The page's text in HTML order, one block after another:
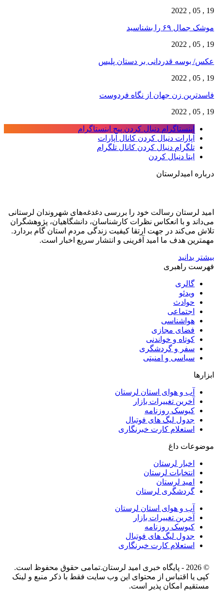
19 , 05 , 2022
موشک جمال ۶۹ را بشناسید
19 , 05 , 2022
عکس/ بوسه قدردانی بر دستان پلیس
19 , 05 , 2022
فاسدترین زن جهان از نگاه فردوست
19 , 05 , 2022
اینستاگرام دنبال کردن پیج اینستاگرام
آپارات دنبال کردن کانال آپارات
تلگرام دنبال کردن کانال تلگرام
ایتا دنبال کردن
درباره امیدلرستان
امید لرستان رسالت خود را بررسی دغدغه‌های شهروندان لرستانی
می‌داند و با انعکاس نظرات کارشناسان، دانشگاهیان، پژوهشگران
تلاش می‌کند در جهت ارتقا کیفیت زندگی مردم استان گام بردارد.
مهمترین هدف ما امید آفرینی و انتشار سریع اخبار است.
بیشتر بدانید
فهرست راهبری
گالری
ویدئو
حوادث
اجتماعی
هواشناسی
فضای مجازی
کوتاه و خواندنی
سفر و گردشگری
سیاسی و امنیتی
ابزارها
آب و هوای استان لرستان
آخرین تغییرات بازار
کیوسک روزنامه
جدول لیگ های فوتبال
استعلام کارت خبرنگاری
موضوعات داغ
اخبار لرستان
انتخابات لرستان
امید لرستان
گردشگری لرستان
آب و هوای استان لرستان
آخرین تغییرات بازار
کیوسک روزنامه
جدول لیگ های فوتبال
استعلام کارت خبرنگاری
© 2026 - پایگاه خبری اميد لرستان.تمامی حقوق محفوظ است.
کپی یا اقتباس از محتوای این وب سایت فقط با ذکر منبع و لینک
مستقیم امکان پذیر است.